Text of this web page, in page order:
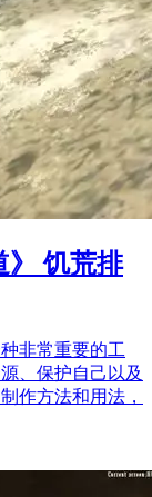
饥荒排
非常重要的工
、保护自己以及
作方法和用法，